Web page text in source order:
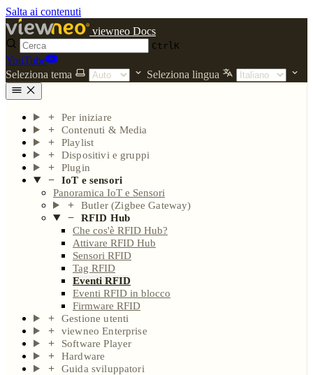
Salta ai contenuti
viewneo Docs
CtrlK
YouTube
Seleziona tema
Seleziona lingua
Per iniziare
Contenuti & Media
Playlist
Dispositivi e gruppi
Plugin
IoT e sensori
Panoramica IoT e Sensori
Butler (Zigbee Gateway)
RFID Hub
Che cos'è RFID Hub?
Attivare RFID Hub
Sensori RFID
Tag RFID
Eventi RFID
Eventi RFID in blocco
Firmware RFID
Gestione utenti
viewneo Enterprise
Software Player
Hardware
Guida sviluppatori